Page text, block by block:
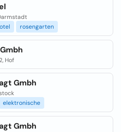
rosengarten
Hof
Gmbh
elektronische
Gmbh